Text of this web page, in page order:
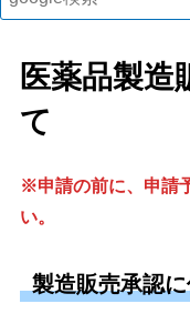
医薬品製造
て
※申請の前に、申請
い。
製造販売承認